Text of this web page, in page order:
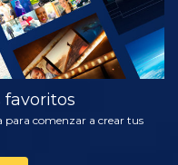
para comenzar a crear tus